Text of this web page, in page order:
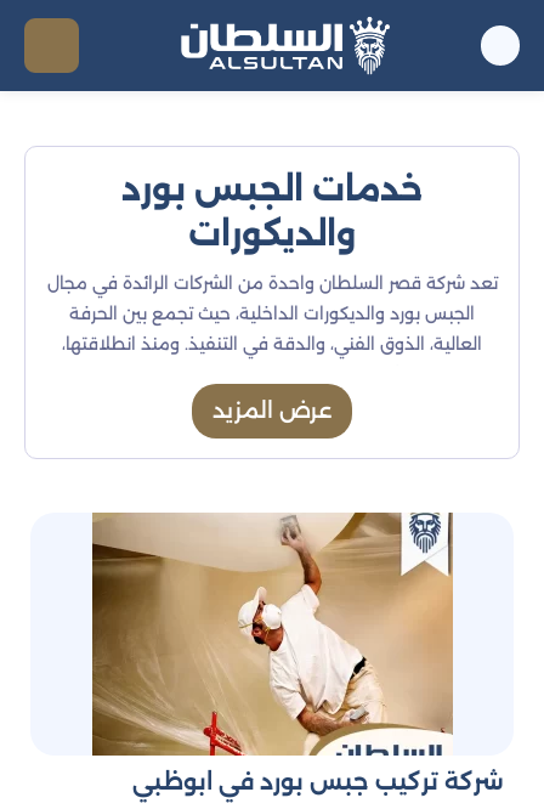
خدمات الجبس بورد
والديكورات
تعد شركة قصر السلطان واحدة من الشركات الرائدة في مجال
الجبس بورد والديكورات الداخلية، حيث تجمع بين الحرفة
العالية، الذوق الفني، والدقة في التنفيذ. ومنذ انطلاقتها،
بمستوى التصميم الداخلي وتضفي لمسة من الأناقة على
كل زاوية في المكان.
تقدم شركة قصر السلطان باقة متنوعة من خدمات الجبس
بورد والديكورات، لتناسب جميع الأذواق والمساحات، سواء
كانت سكنية أو تجارية. وتشمل هذه الخدمات:
تصميم وتنفيذ الأسقف المعلقة بأشكال حديثة وكلاسيكية.
إنشاء الفواصل الداخلية باستخدام ألواح الجبس بورد بجودة
عالية ومتانة.
تنفيذ ديكورات الحوائط بتنسيقات فنية تتناسب مع طبيعة كل
مساحة.
إضافة الإضاءات المخفية ضمن تصاميم الجبس لتحقيق
عرض المزيد
شركة تركيب جبس بورد في ابوظبي